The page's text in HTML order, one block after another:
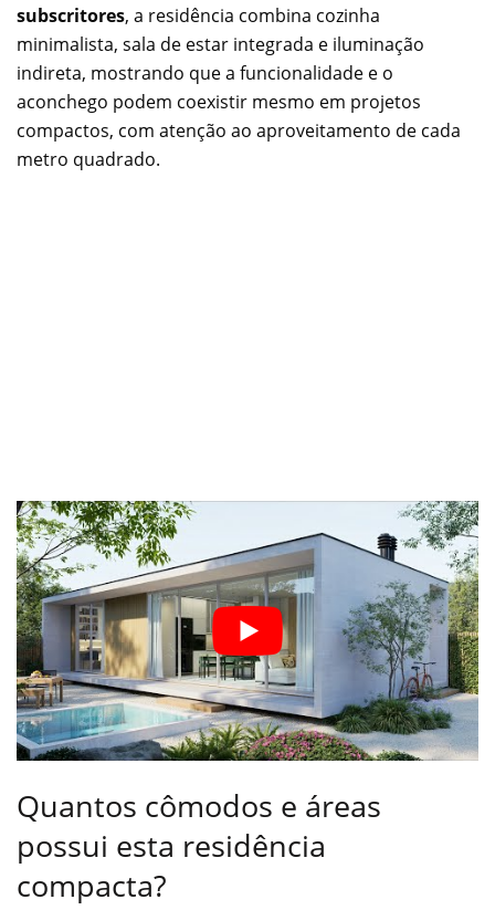
subscritores, a residência combina cozinha
minimalista, sala de estar integrada e iluminação
indireta, mostrando que a funcionalidade e o
aconchego podem coexistir mesmo em projetos
compactos, com atenção ao aproveitamento de cada
metro quadrado.
Quantos cômodos e áreas
possui esta residência
compacta?